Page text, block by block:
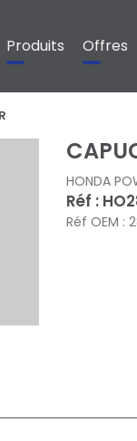
Produits Offres
HONDA
Réf :
Réf OEM :